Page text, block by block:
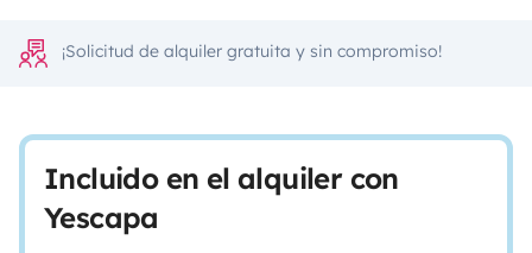
¡Solicitud de alquiler gratuita y sin compromiso!
Incluido en el alquiler con
Yescapa